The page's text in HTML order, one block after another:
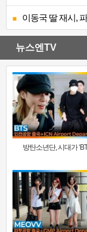
이동국 딸 재시,
뉴스엔TV
방탄소년단, 시대가